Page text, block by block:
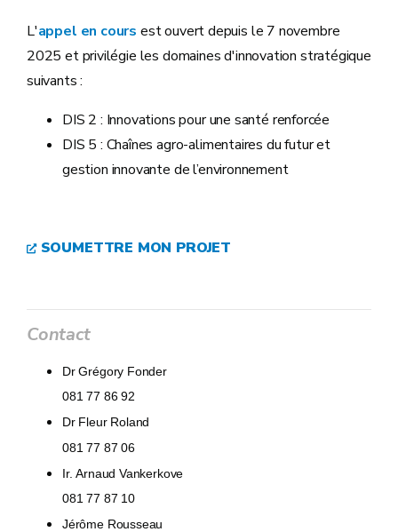
L'appel en cours est ouvert depuis le 7 novembre
2025 et privilégie les domaines d'innovation stratégique
suivants :
DIS 2 : Innovations pour une santé renforcée
DIS 5 : Chaînes agro-alimentaires du futur et
gestion innovante de l’environnement
SOUMETTRE MON PROJET
Contact
Dr Grégory Fonder
081 77 86 92
Dr Fleur Roland
081 77 87 06
Ir. Arnaud Vankerkove
081 77 87 10
Jérôme Rousseau